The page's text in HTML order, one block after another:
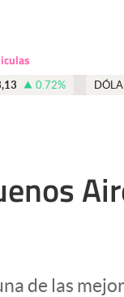
0.72%
de las